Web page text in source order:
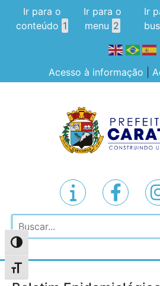
Alternar alto contraste
Alternar tamanho da fonte
Ir para o
conteúdo 1
Ir para o
menu 2
Ir
Acesso à informação
Pesquisar